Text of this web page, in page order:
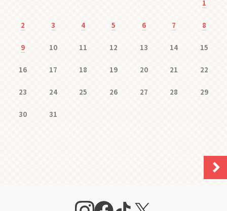
1
2 3 4 5 6 7 8
9 10 11 12 13 14 15
16 17 18 19 20 21 22
23 24 25 26 27 28 29
30 31